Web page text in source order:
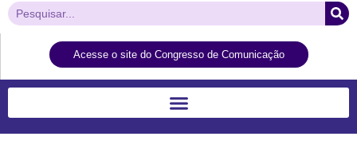
Acesse o site do Congresso de Comunicação